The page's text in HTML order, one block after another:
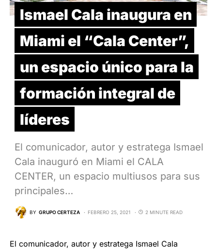
Ismael Cala inaugura en
Miami el “Cala Center”,
un espacio único para la
formación integral de
líderes
El comunicador, autor y estratega Ismael
Cala inauguró en Miami el CALA
CENTER, un espacio multiusos para sus
principales…
BY GRUPO CERTEZA FEBRERO 25, 2021 2 MINUTE READ
El comunicador, autor y estratega Ismael Cala